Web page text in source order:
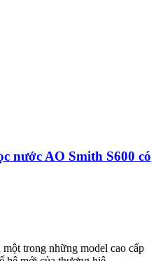
nước AO Smith S600 có
trong những model cao cấp